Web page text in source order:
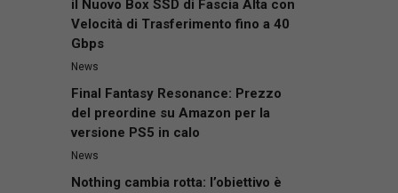
il Nuovo Box SSD di Fascia Alta con
Velocità di Trasferimento fino a 40
Gbps
News
Final Fantasy Resonance: Prezzo
del preordine su Amazon per la
versione PS5 in calo
News
Nothing cambia rotta: l’obiettivo è